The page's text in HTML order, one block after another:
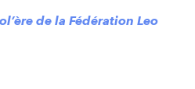
de la Fédération Leo